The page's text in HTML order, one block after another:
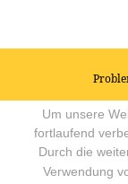
© 2026Impressum
Forum für
Um unsere
fortlaufend
Durch die
Verwendung